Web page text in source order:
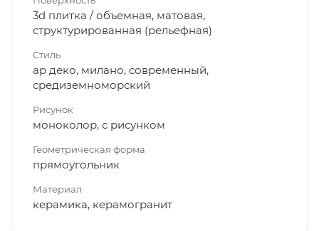
3d плитка / объемная, матовая,
структурированная (рельефная)
Стиль
ар деко, милано, современный,
средиземноморский
Рисунок
моноколор, с рисунком
Геометрическая форма
прямоугольник
Материал
керамика, керамогранит